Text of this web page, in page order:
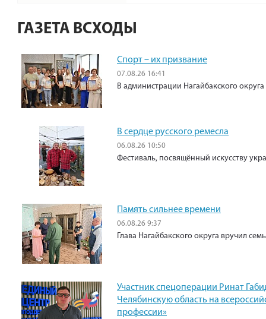
ГАЗЕТА ВСХОДЫ
Спорт – их призвание
07.08.26 16:41
В администрации Нагайбакского
В сердце русского ремесла
06.08.26 10:50
Фестиваль, посвящённый искусству
Память сильнее времени
06.08.26 9:37
Глава Нагайбакского округа вручил
Участник спецоперации Ринат
Челябинскую область на
профессии»